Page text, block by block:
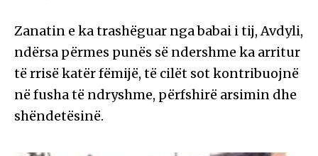
Zanatin e ka trashëguar nga babai i tij, Avdyli,
ndërsa përmes punës së ndershme ka arritur
të rrisë katër fëmijë, të cilët sot kontribuojnë
në fusha të ndryshme, përfshirë arsimin dhe
shëndetësinë.